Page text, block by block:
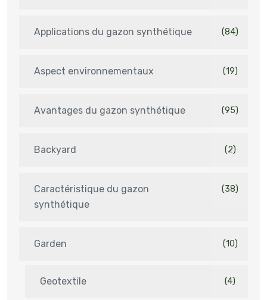
Applications du gazon synthétique (84)
Aspect environnementaux (19)
Avantages du gazon synthétique (95)
Backyard (2)
Caractéristique du gazon
synthétique
(38)
Garden (10)
Geotextile (4)